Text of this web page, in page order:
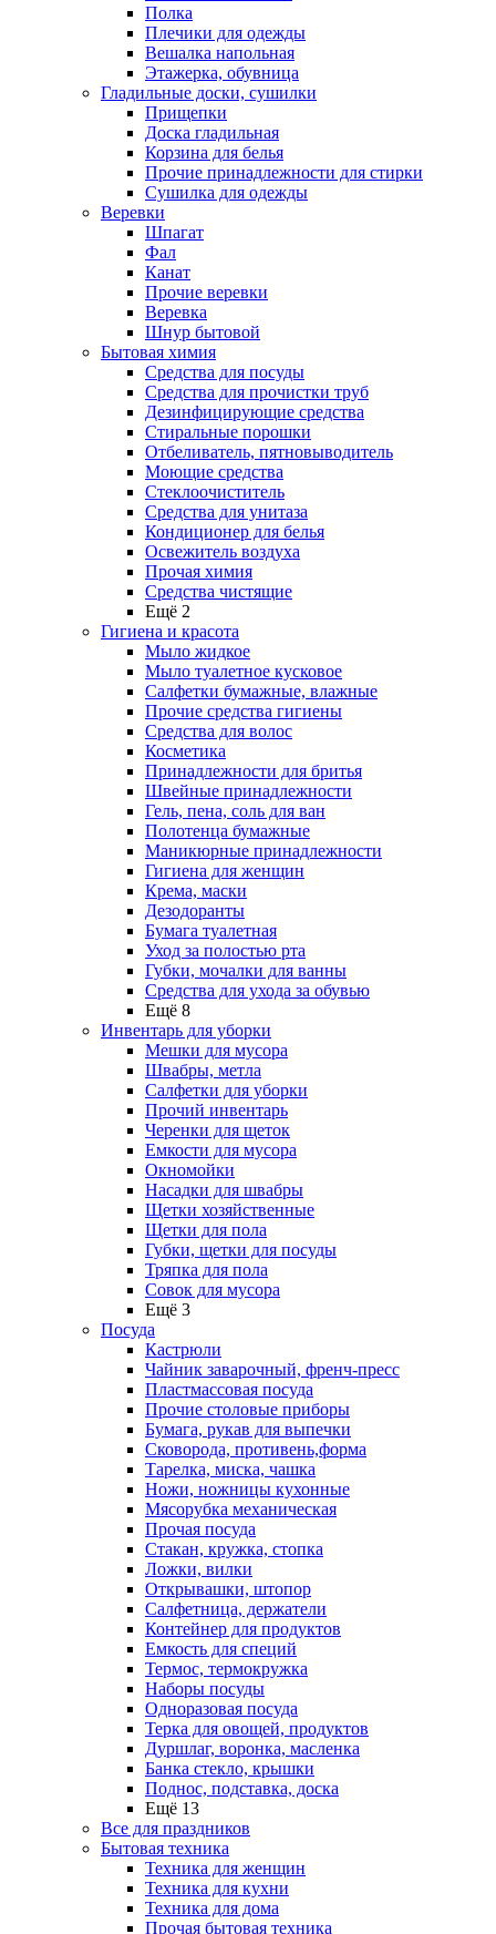
Полка
Плечики для одежды
Вешалка напольная
Этажерка, обувница
Гладильные доски, сушилки
Прищепки
Доска гладильная
Корзина для белья
Прочие принадлежности для стирки
Сушилка для одежды
Веревки
Шпагат
Фал
Канат
Прочие веревки
Веревка
Шнур бытовой
Бытовая химия
Средства для посуды
Средства для прочистки труб
Дезинфицирующие средства
Стиральные порошки
Отбеливатель, пятновыводитель
Моющие средства
Стеклоочиститель
Средства для унитаза
Кондиционер для белья
Освежитель воздуха
Прочая химия
Средства чистящие
Ещё 2
Гигиена и красота
Мыло жидкое
Мыло туалетное кусковое
Салфетки бумажные, влажные
Прочие средства гигиены
Средства для волос
Косметика
Принадлежности для бритья
Швейные принадлежности
Гель, пена, соль для ван
Полотенца бумажные
Маникюрные принадлежности
Гигиена для женщин
Крема, маски
Дезодоранты
Бумага туалетная
Уход за полостью рта
Губки, мочалки для ванны
Средства для ухода за обувью
Ещё 8
Инвентарь для уборки
Мешки для мусора
Швабры, метла
Салфетки для уборки
Прочий инвентарь
Черенки для щеток
Емкости для мусора
Окномойки
Насадки для швабры
Щетки хозяйственные
Щетки для пола
Губки, щетки для посуды
Тряпка для пола
Совок для мусора
Ещё 3
Посуда
Кастрюли
Чайник заварочный, френч-пресс
Пластмассовая посуда
Прочие столовые приборы
Бумага, рукав для выпечки
Сковорода, противень,форма
Тарелка, миска, чашка
Ножи, ножницы кухонные
Мясорубка механическая
Прочая посуда
Стакан, кружка, стопка
Ложки, вилки
Открывашки, штопор
Салфетница, держатели
Контейнер для продуктов
Емкость для специй
Термос, термокружка
Наборы посуды
Одноразовая посуда
Терка для овощей, продуктов
Дуршлаг, воронка, масленка
Банка стекло, крышки
Поднос, подставка, доска
Ещё 13
Все для праздников
Бытовая техника
Техника для женщин
Техника для кухни
Техника для дома
Прочая бытовая техника